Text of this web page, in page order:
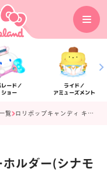
レード／
ショー
ライド／
アミューズメント
フロアマップ
覧 ロリポップキャンディ キーホルダー(シナモン)
ホルダー(シナモ